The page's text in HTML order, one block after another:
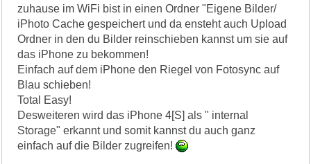
zuhause im WiFi bist in einen Ordner "Eigene Bilder/
iPhoto Cache gespeichert und da ensteht auch Upload
Ordner in den du Bilder reinschieben kannst um sie auf
das iPhone zu bekommen!
Einfach auf dem iPhone den Riegel von Fotosync auf
Blau schieben!
Total Easy!
Desweiteren wird das iPhone 4[S] als " internal
Storage" erkannt und somit kannst du auch ganz
einfach auf die Bilder zugreifen!